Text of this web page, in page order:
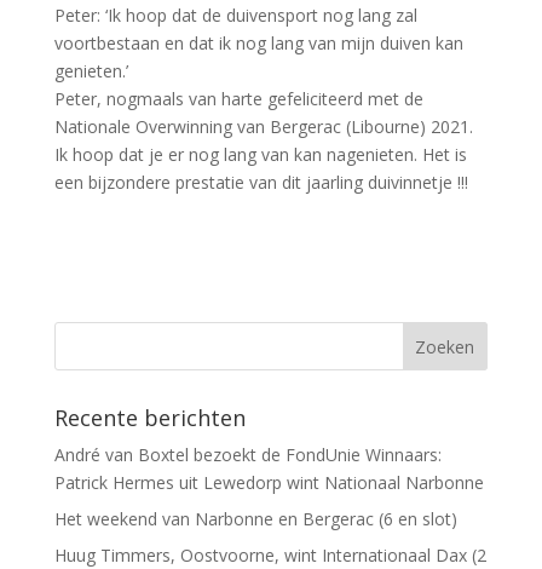
Peter: ‘Ik hoop dat de duivensport nog lang zal
voortbestaan en dat ik nog lang van mijn duiven kan
genieten.’
Peter, nogmaals van harte gefeliciteerd met de
Nationale Overwinning van Bergerac (Libourne) 2021.
Ik hoop dat je er nog lang van kan nagenieten. Het is
een bijzondere prestatie van dit jaarling duivinnetje !!!
Recente berichten
André van Boxtel bezoekt de FondUnie Winnaars:
Patrick Hermes uit Lewedorp wint Nationaal Narbonne
Het weekend van Narbonne en Bergerac (6 en slot)
Huug Timmers, Oostvoorne, wint Internationaal Dax (2